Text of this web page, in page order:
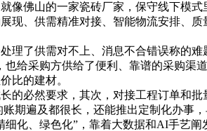
佛山的一家瓷砖厂家，保守线下模式
、供需精准对接、智能物流安排、
了供需对不上、消息不合错误称的
给采购方供给了便利、靠谱的采购
比的建材。
必然要求，其次，对接工程订单和批
期遍及都很长，还能推出定制化办事
化、绿色化”，靠着大数据和AI手艺阐